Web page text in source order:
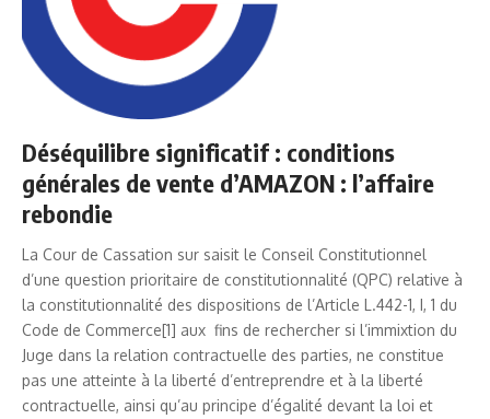
Déséquilibre significatif : conditions
générales de vente d’AMAZON : l’affaire
rebondie
La Cour de Cassation sur saisit le Conseil Constitutionnel
d’une question prioritaire de constitutionnalité (QPC) relative à
la constitutionnalité des dispositions de l’Article L.442-1, I, 1 du
Code de Commerce[1] aux fins de rechercher si l’immixtion du
Juge dans la relation contractuelle des parties, ne constitue
pas une atteinte à la liberté d’entreprendre et à la liberté
contractuelle, ainsi qu’au principe d’égalité devant la loi et